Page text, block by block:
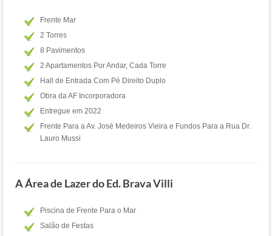
Frente Mar
2 Torres
8 Pavimentos
2 Apartamentos Por Andar, Cada Torre
Hall de Entrada Com Pé Direito Duplo
Obra da AF Incorporadora
Entregue em 2022
Frente Para a Av. José Medeiros Vieira e Fundos Para a Rua Dr.
Lauro Mussi
A Área de Lazer do Ed. Brava Villi
Piscina de Frente Para o Mar
Salão de Festas